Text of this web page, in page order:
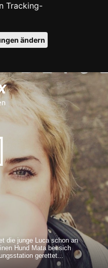
Tracking-
ändern
die junge Luca schon an
Hund Mata bei sich
gerettet...